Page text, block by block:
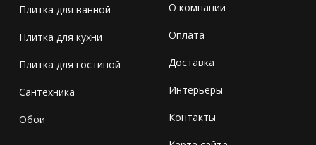
Плитка для ванной
Плитка для кухни
Плитка для гостиной
Сантехника
Обои
О компании
Оплата
Доставка
Интерьеры
Контакты